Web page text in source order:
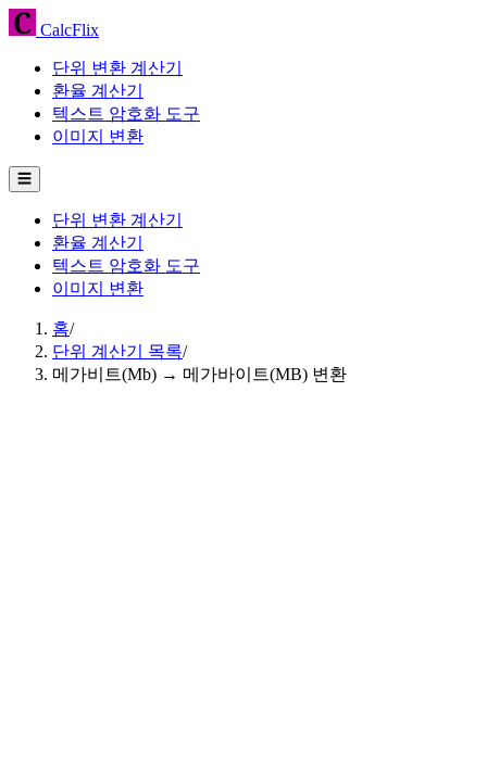
CalcFlix
단위 변환 계산기
환율 계산기
텍스트 암호화 도구
이미지 변환
☰
단위 변환 계산기
환율 계산기
텍스트 암호화 도구
이미지 변환
홈/
단위 계산기 목록/
메가비트(Mb) → 메가바이트(MB) 변환